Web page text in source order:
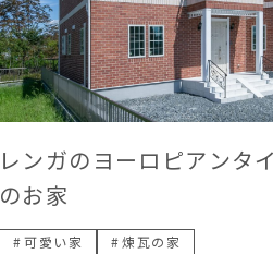
レンガのヨーロピアンタ
のお家
可愛い家
煉瓦の家